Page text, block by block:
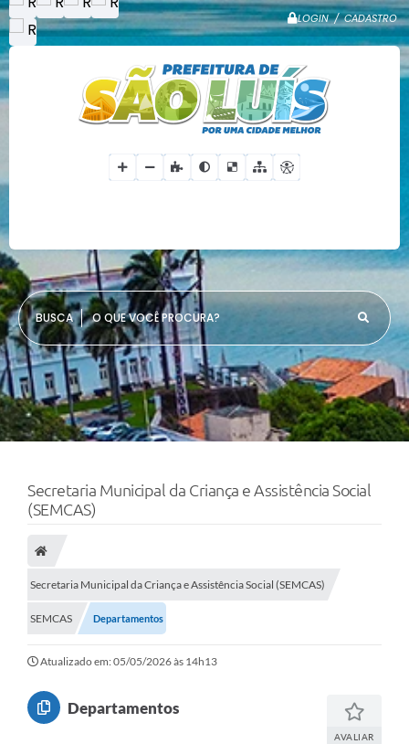
LOGIN / CADASTRO
O QUE VOCÊ PROCURA?
Secretaria Municipal da Criança e Assistência Social
(SEMCAS)
Secretaria Municipal da Criança e Assistência Social (SEMCAS)
SEMCAS Departamentos
Atualizado em: 05/05/2026 às 14h13
Departamentos
AVALIAR